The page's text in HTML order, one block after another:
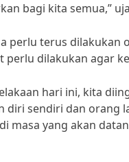
bagi kita semua,”
perlu terus dilakukan
dilakukan agar
hari ini, kita
diri sendiri dan orang
masa yang akan